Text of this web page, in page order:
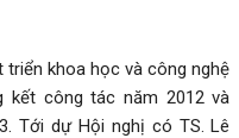
triển khoa học và công nghệ
công tác năm 2012 và
Tới dự Hội nghị có TS. Lê